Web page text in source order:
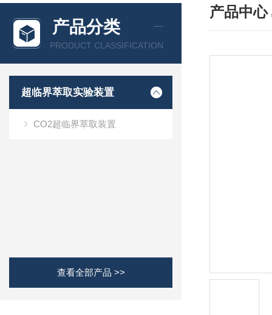
产品分类
PRODUCT CLASSIFICATION
超临界萃取实验装置
CO2超临界萃取装置
查看全部产品 >>
产品中心